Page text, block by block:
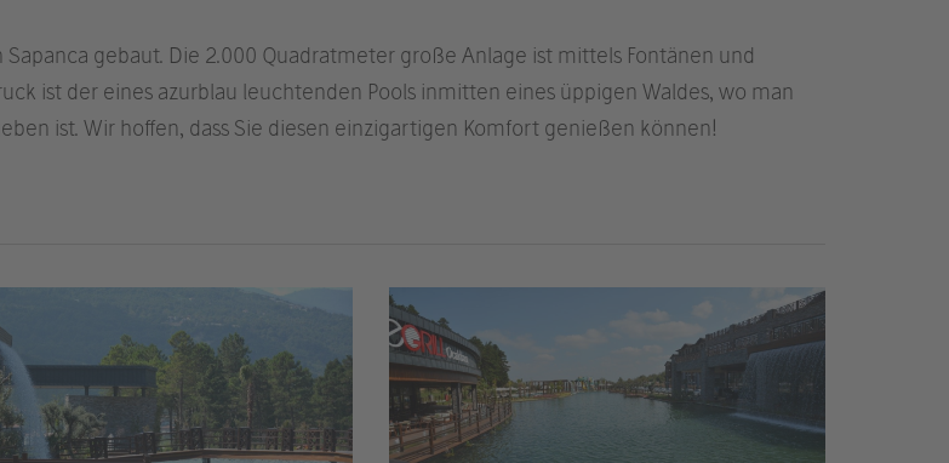
gebaut. Die 2.000 Quadratmeter große Anlage ist mittels Fontänen und
ist der eines azurblau leuchtenden Pools inmitten eines üppigen Waldes, wo man
ist. Wir hoffen, dass Sie diesen einzigartigen Komfort genießen können!